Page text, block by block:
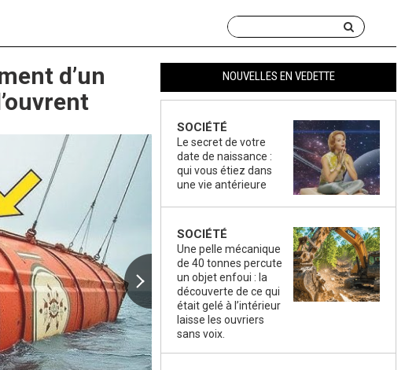
d’un
NOUVELLES EN VEDETTE
SOCIÉTÉ
Le secret de votre
date de naissance :
qui vous étiez dans
une vie antérieure
SOCIÉTÉ
Une pelle mécanique
de 40 tonnes percute
un objet enfoui : la
découverte de ce qui
était gelé à l’intérieur
laisse les ouvriers
sans voix.